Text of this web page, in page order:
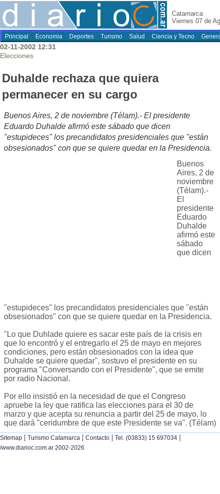
Catamarca
Viernes 07 de
Principal Economia Deportes Turismo Salud Ciencia y Tecno
02-11-2002 12:31
Elecciones
Duhalde rechaza que quiera
permanecer en su cargo
Buenos Aires, 2 de noviembre (Télam).- El presidente
Eduardo Duhalde afirmó este sábado que dicen
"estupideces" los precandidatos presidenciales que "están
obsesionados" con que se quiere quedar en la Presidencia.
Buenos
Aires, 2 de
noviembre
(Télam).-
El
presidente
Eduardo
Duhalde
afirmó este
sábado
que dicen
"estupideces" los precandidatos presidenciales que "están
obsesionados" con que se quiere quedar en la Presidencia.
"Lo que Duhlade quiere es sacar este país de la crisis en
que lo encontró y el entregarlo el 25 de mayo en mejores
condiciones, pero están obsesionados con la idea que
Duhalde se quiere quedar", sostuvo el presidente en su
programa "Conversando con el Presidente", que se emite
por radio Nacional.
Por ello insistió en la necesidad de que el Congreso
apruebe la ley que ratifica las elecciones para el 30 de
marzo y que acepta su renuncia a partir del 25 de mayo, lo
que dará "ceridumbre de que este Presidente se va". (Télam)
Sitemap | Turismo Catamarca | Contacto | Tel. (03833) 15 697034 |
/www.diarioc.com.ar 2002-2026